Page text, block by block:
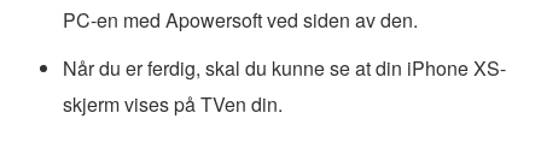
PC-en med Apowersoft ved siden av den.
Når du er ferdig, skal du kunne se at din iPhone XS-
skjerm vises på TVen din.